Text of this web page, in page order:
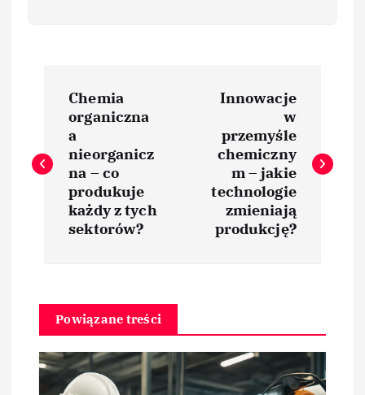
w
Chemia
organiczna
a
nieorganicz
na – co
produkuje
każdy z tych
sektorów?
Innowacje
w
przemyśle
chemiczny
m – jakie
technologie
zmieniają
produkcję?
Powiązane treści